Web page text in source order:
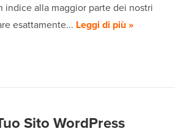
alla maggior parte dei nostri
esattamente... Leggi di più »
Sito WordPress